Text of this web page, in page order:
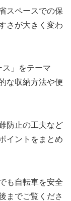
スペースでの保
さが大きく変わ
ス」をテーマ
な収納方法や便
防止の工夫など
イントをまとめ
も自転車を安全
までご覧くださ